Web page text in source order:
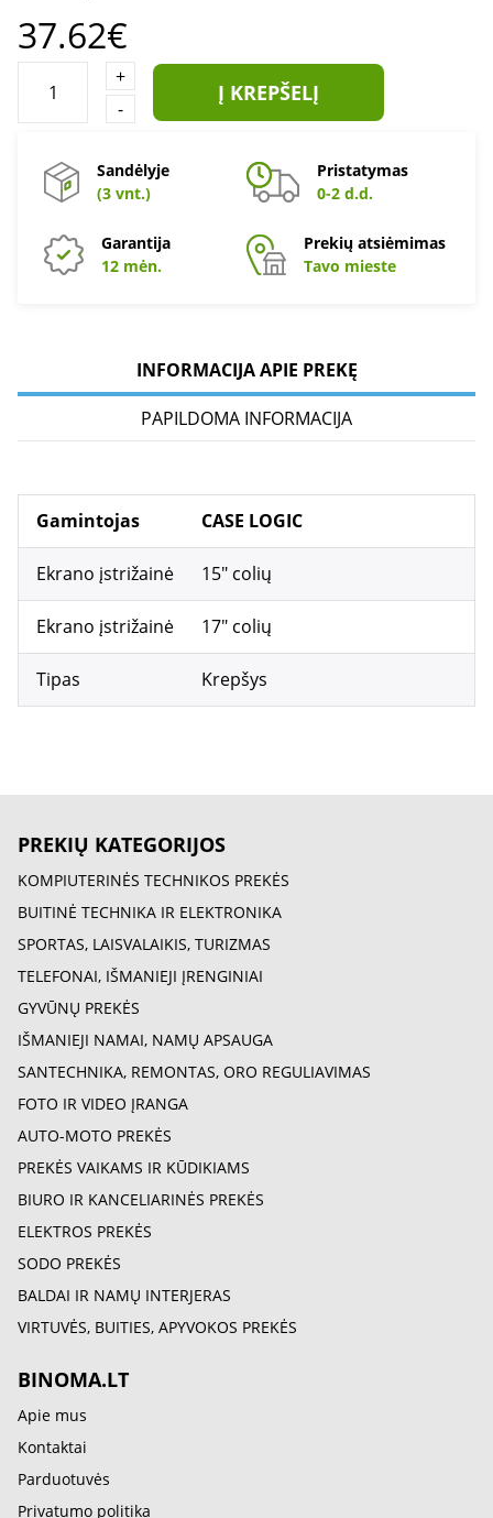
37.62€
+
-
Į KREPŠELĮ
Sandėlyje
(3 vnt.)
Pristatymas
0-2 d.d.
Garantija
12 mėn.
Prekių atsiėmimas
Tavo mieste
INFORMACIJA APIE PREKĘ
PAPILDOMA INFORMACIJA
Gamintojas CASE LOGIC
Ekrano įstrižainė 15" colių
Ekrano įstrižainė 17" colių
Tipas Krepšys
PREKIŲ KATEGORIJOS
KOMPIUTERINĖS TECHNIKOS PREKĖS
BUITINĖ TECHNIKA IR ELEKTRONIKA
SPORTAS, LAISVALAIKIS, TURIZMAS
TELEFONAI, IŠMANIEJI ĮRENGINIAI
GYVŪNŲ PREKĖS
IŠMANIEJI NAMAI, NAMŲ APSAUGA
SANTECHNIKA, REMONTAS, ORO REGULIAVIMAS
FOTO IR VIDEO ĮRANGA
AUTO-MOTO PREKĖS
PREKĖS VAIKAMS IR KŪDIKIAMS
BIURO IR KANCELIARINĖS PREKĖS
ELEKTROS PREKĖS
SODO PREKĖS
BALDAI IR NAMŲ INTERJERAS
VIRTUVĖS, BUITIES, APYVOKOS PREKĖS
BINOMA.LT
Apie mus
Kontaktai
Parduotuvės
Privatumo politika